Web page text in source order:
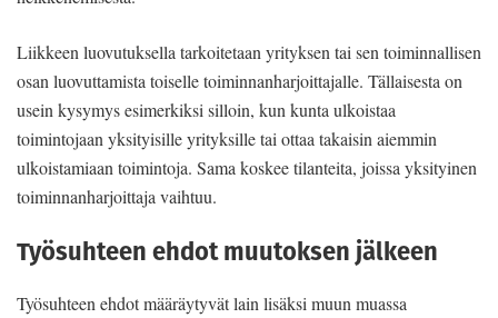
Liikkeen luovutuksella tarkoitetaan yrityksen tai sen toiminnallisen
osan luovuttamista toiselle toiminnanharjoittajalle. Tällaisesta on
usein kysymys esimerkiksi silloin, kun kunta ulkoistaa
toimintojaan yksityisille yrityksille tai ottaa takaisin aiemmin
ulkoistamiaan toimintoja. Sama koskee tilanteita, joissa yksityinen
toiminnanharjoittaja vaihtuu.
Työsuhteen ehdot muutoksen jälkeen
Työsuhteen ehdot määräytyvät lain lisäksi muun muassa